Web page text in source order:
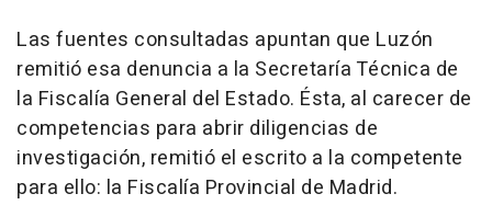
Las fuentes consultadas apuntan que Luzón
remitió esa denuncia a la Secretaría Técnica de
la Fiscalía General del Estado. Ésta, al carecer de
competencias para abrir diligencias de
investigación, remitió el escrito a la competente
para ello: la Fiscalía Provincial de Madrid.